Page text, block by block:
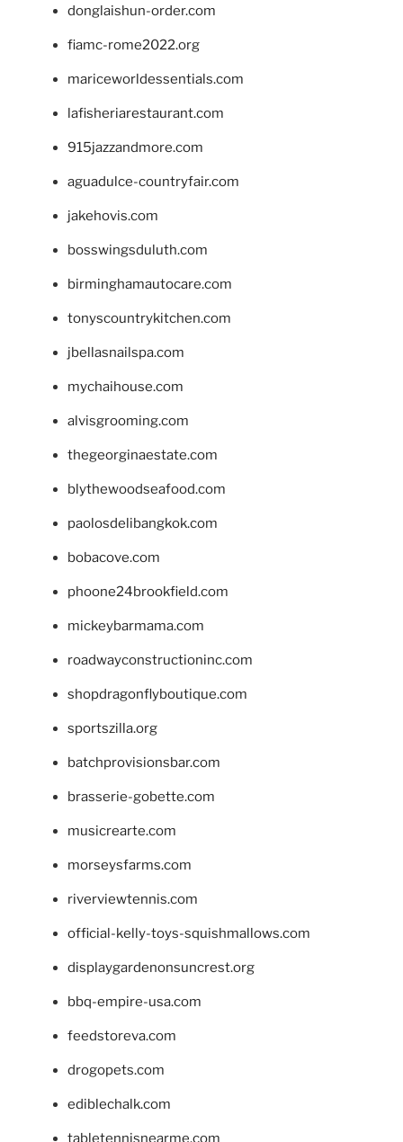
donglaishun-order.com
fiamc-rome2022.org
mariceworldessentials.com
lafisheriarestaurant.com
915jazzandmore.com
aguadulce-countryfair.com
jakehovis.com
bosswingsduluth.com
birminghamautocare.com
tonyscountrykitchen.com
jbellasnailspa.com
mychaihouse.com
alvisgrooming.com
thegeorginaestate.com
blythewoodseafood.com
paolosdelibangkok.com
bobacove.com
phoone24brookfield.com
mickeybarmama.com
roadwayconstructioninc.com
shopdragonflyboutique.com
sportszilla.org
batchprovisionsbar.com
brasserie-gobette.com
musicrearte.com
morseysfarms.com
riverviewtennis.com
official-kelly-toys-squishmallows.com
displaygardenonsuncrest.org
bbq-empire-usa.com
feedstoreva.com
drogopets.com
ediblechalk.com
tabletennisnearme.com